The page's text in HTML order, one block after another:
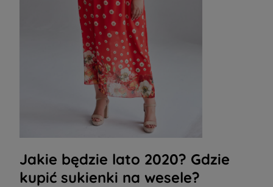
Jakie będzie lato 2020? Gdzie
kupić sukienki na wesele?